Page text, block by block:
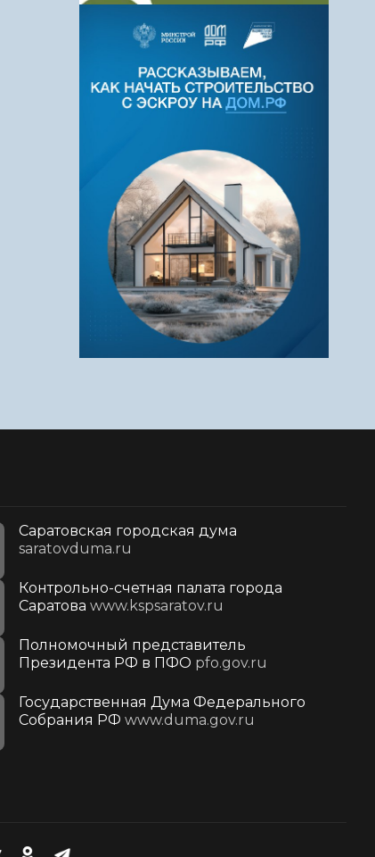
Саратовская городская дума
saratovduma.ru
Контрольно-счетная палата города
Саратова www.kspsaratov.ru
Полномочный представитель
Президента РФ в ПФО pfo.gov.ru
Государственная Дума Федерального
Собрания РФ www.duma.gov.ru